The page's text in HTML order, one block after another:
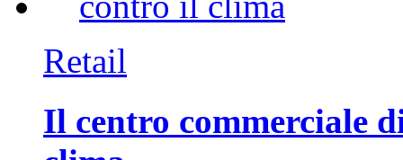
Retail
Il centro commerciale